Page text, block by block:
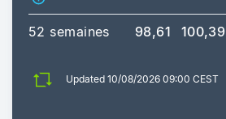
52 semaines 98,61 100,39
Updated 10/08/2026 09:00 CEST